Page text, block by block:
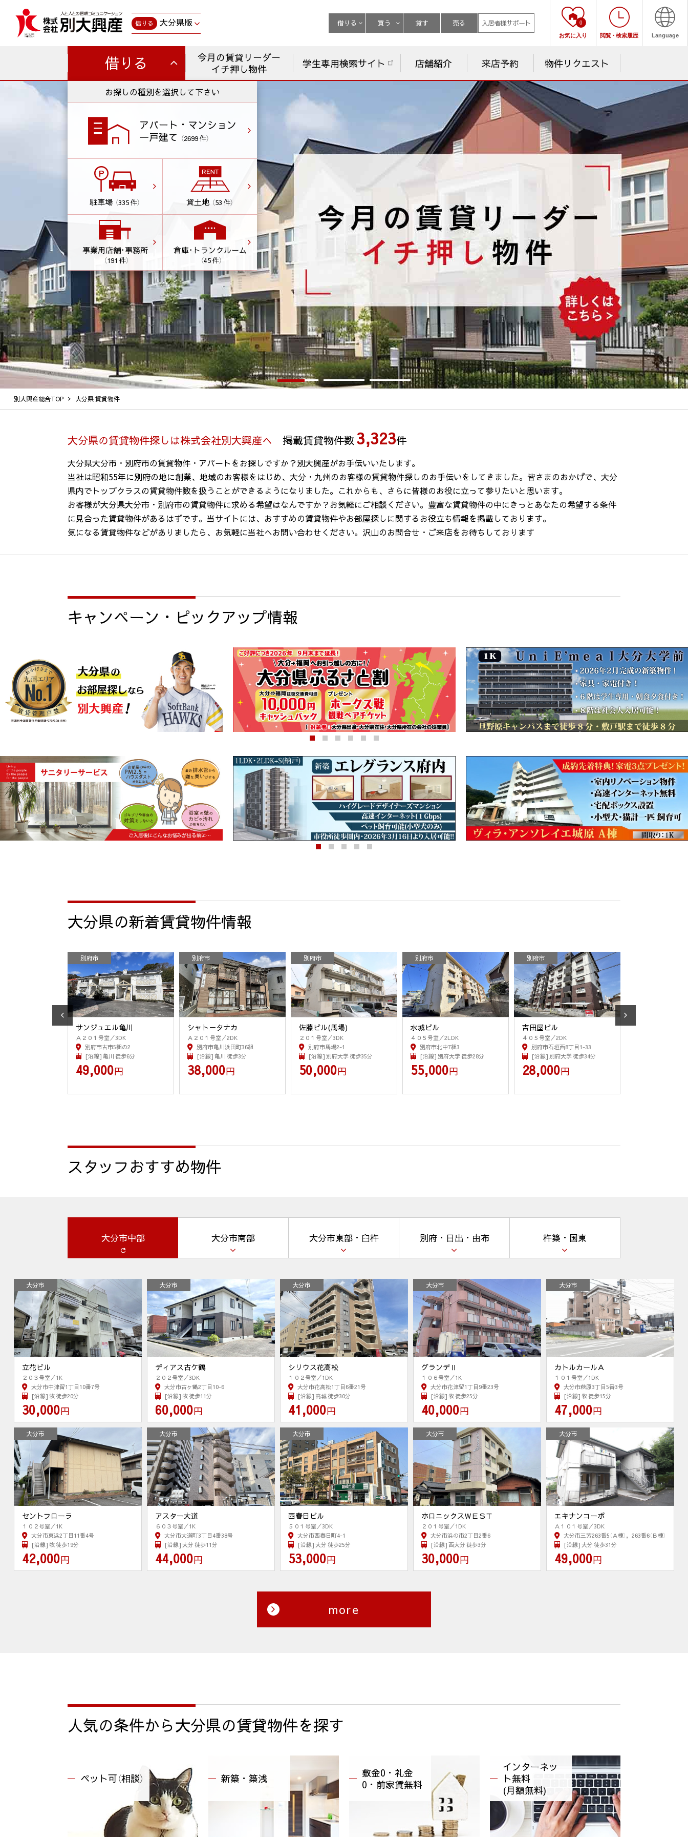
借りる 大分県版 借りる 買う 貸す 売る 入居者様サポート 0
お気に入り 閲覧・ 検索履歴 Language
借りる
今月の賃貸リーダー
イチ押し物件
学生専用検索サイト 店舗紹介 来店予約 物件リクエスト
お探しの種別を選択して下さい
アパート・マンション
一戸建て （2699 件）
駐車場 （335 件） 貸土地 （53 件）
事業用店舗･事務所
（191 件）
倉庫･トランクルーム
（45 件）
別大興産総合TOP 大分県 賃貸物件
大分県の賃貸物件探しは株式会社別大興産へ 掲載賃貸物件数3,323件
大分県大分市・別府市の賃貸物件・アパートをお探しですか？別大興産がお手伝いいたします。
当社は昭和55年に別府の地に創業、地域のお客様をはじめ、大分・九州のお客様の賃貸物件探しのお手伝いをしてきました。皆さまのおかげで、大分
県内でトップクラスの賃貸物件数を扱うことができるようになりました。これからも、さらに皆様のお役に立って参りたいと思います。
お客様が大分県大分市・別府市の賃貸物件に求める希望はなんですか？お気軽にご相談ください。豊富な賃貸物件の中にきっとあなたの希望する条件
に見合った賃貸物件があるはずです。当サイトには、おすすめの賃貸物件やお部屋探しに関するお役立ち情報を掲載しております。
気になる賃貸物件などがありましたら、お気軽に当社へお問い合わせください。沢山のお問合せ・ご来店をお待ちしております
キャンペーン・ピックアップ情報
大分県の新着賃貸物件情報
別府市
サンジュエル亀川
Ａ２０１号室／3DK
別府市古市5組の2
[沿線] 亀川 徒歩6分
49,000円
別府市
シャト－タナカ
Ａ２０１号室／2DK
別府市亀川浜田町36組
[沿線] 亀川 徒歩3分
38,000円
別府市
佐藤ビル(馬場)
２０１号室／3DK
別府市馬場2-1
[沿線] 別府大学 徒歩35分
50,000円
別府市
水城ビル
４０５号室／2LDK
別府市北中7組3
[沿線] 別府大学 徒歩28分
55,000円
別府市
吉田屋ビル
４０５号室／2DK
別府市石垣西8丁目1-33
[沿線] 別府大学 徒歩34分
28,000円
エスバイエルマ
スタッフおすすめ物件
大分市中部 大分市南部 大分市東部・臼杵 別府・日出・由布 杵築・国東
大分市
立花ビル
２０３号室／1K
大分市中津留1丁目10番7号
[沿線] 牧 徒歩20分
30,000円
大分市
ディアス古ケ鶴
２０２号室／3DK
大分市古ヶ鶴2丁目10-6
[沿線] 牧 徒歩11分
60,000円
大分市
シリウス花高松
１０２号室／1DK
大分市花高松1丁目6番21号
[沿線] 高城 徒歩30分
41,000円
大分市
グランデⅡ
１０６号室／1K
大分市花津留1丁目9番23号
[沿線] 牧 徒歩25分
40,000円
大分市
カトルカールＡ
１０１号室／1DK
大分市萩原3丁目5番3号
[沿線] 牧 徒歩15分
47,000円
大分市
セントフローラ
１０２号室／1K
大分市東浜2丁目11番4号
[沿線] 牧 徒歩19分
42,000円
大分市
アスター大道
６０３号室／1K
大分市大道町3丁目4番38号
[沿線] 大分 徒歩11分
44,000円
大分市
西春日ビル
５０１号室／3DK
大分市西春日町4-1
[沿線] 大分 徒歩25分
53,000円
大分市
ホロニックスＷＥＳＴ
２０１号室／1DK
大分市浜の市2丁目2番6
[沿線] 西大分 徒歩3分
30,000円
大分市
エキナンコーポ
Ａ１０１号室／3DK
大分市三芳263番5（Ａ棟），263番6（Ｂ棟）
[沿線] 大分 徒歩31分
49,000円
more
人気の条件から大分県の賃貸物件を探す
ペット可（相談） 新築・築浅
敷金0・礼金
0・前家賃無料
インターネッ
ト無料
(月額無料)